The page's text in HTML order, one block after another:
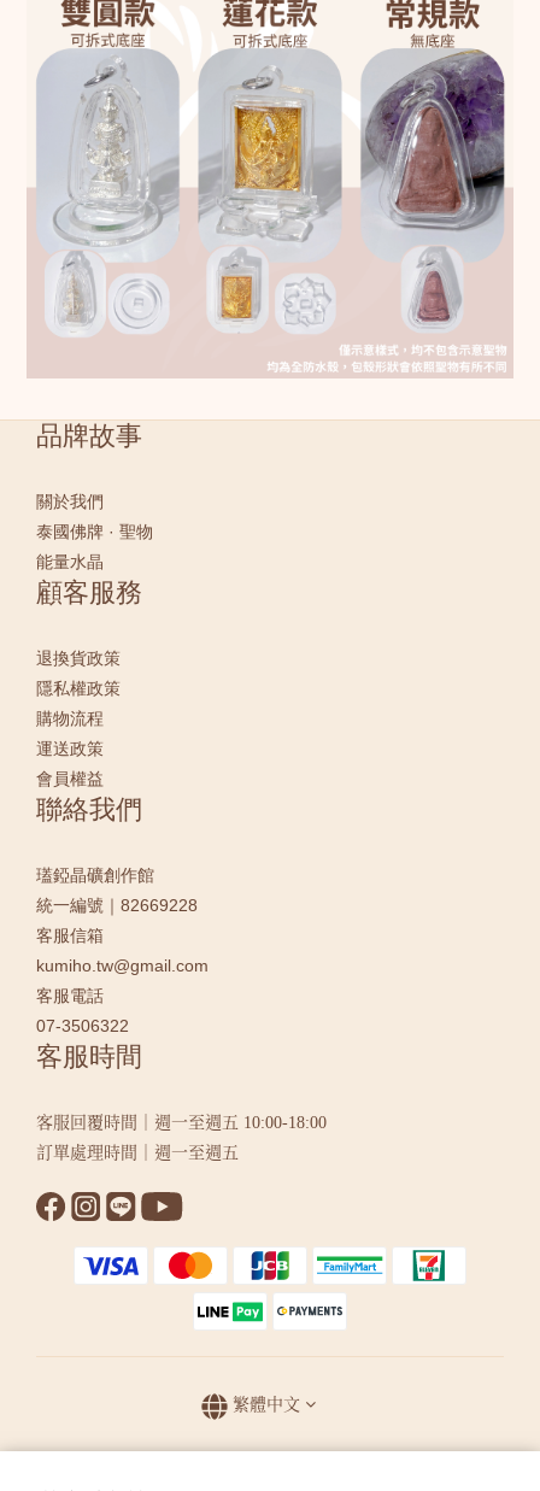
品牌故事
關於我們
泰國佛牌 · 聖物
能量水晶
顧客服務
退換貨政策
隱私權政策
購物流程
運送政策
會員權益
聯絡我們
瓂錏晶礦創作館
統一編號｜82669228
客服信箱
kumiho.tw@gmail.com
客服電話
07-3506322
客服時間
客服回覆時間｜週一至週五 10:00-18:00
訂單處理時間｜週一至週五
繁體中文